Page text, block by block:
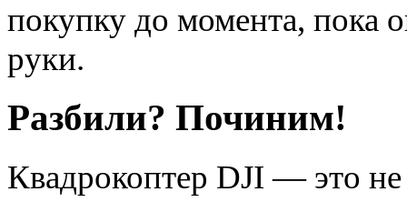
покупку до момента, пока
руки.
Разбили? Починим!
Квадрокоптер DJI — это